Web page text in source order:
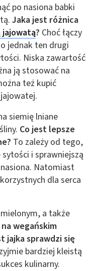
po nasiona babki
Jaka jest różnica
jajowatą? Choć łączy
jednak ten drugi
Niska zawartość
ją stosować na
też kupić
siemię lniane
Co jest lepsze
To zależy od tego,
i sprawniejszą
Natomiast
dla serca
a także
wegańskim
jajka sprawdzi się
bardziej kleistą
kulinarny.